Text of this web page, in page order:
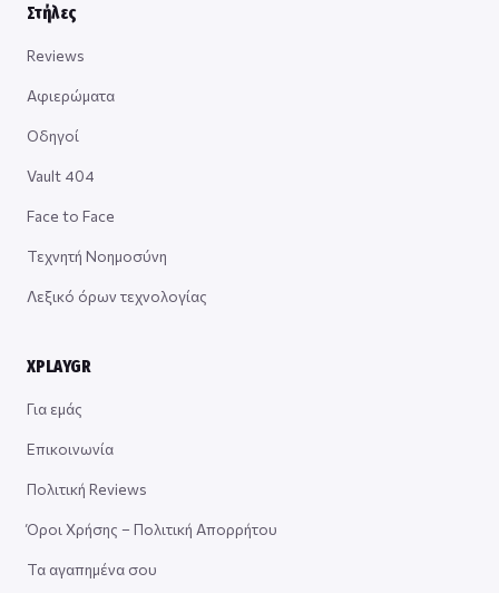
Στήλες
Reviews
Αφιερώματα
Οδηγοί
Vault 404
Face to Face
Τεχνητή Νοημοσύνη
Λεξικό όρων τεχνολογίας
XPLAYGR
Για εμάς
Επικοινωνία
Πολιτική Reviews
Όροι Χρήσης – Πολιτική Απορρήτου
Τα αγαπημένα σου